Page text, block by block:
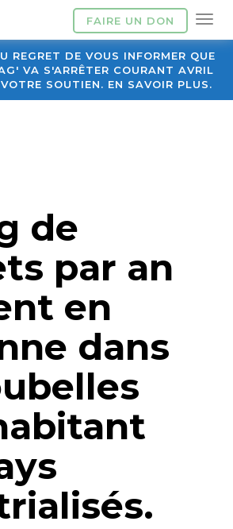
FAIRE UN DON
REGRET DE VOUS INFORMER QUE
VA S'ARRÊTER COURANT AVRIL
SOUTIEN. EN SAVOIR PLUS.
de
par an
en
dans